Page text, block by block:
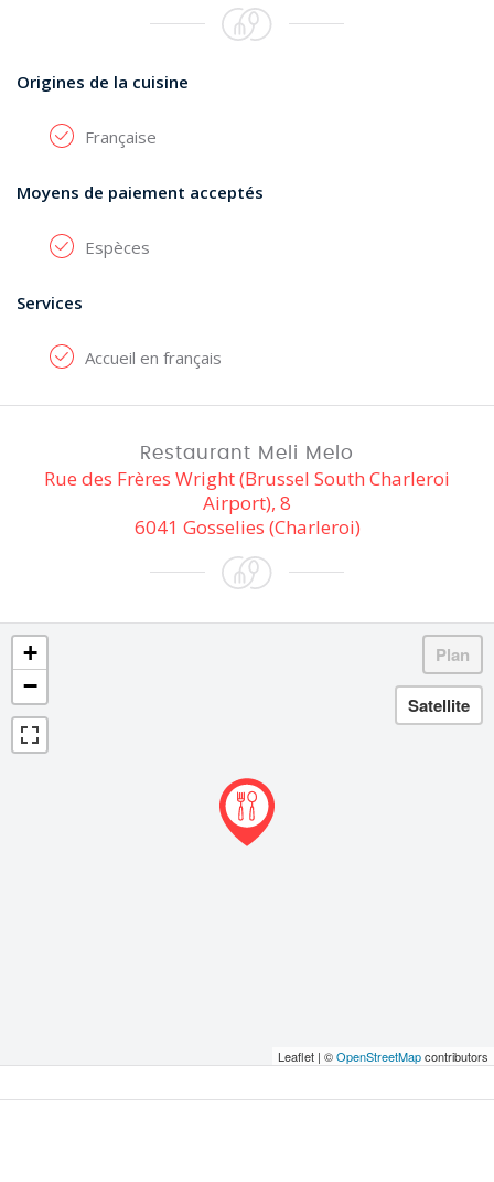
Origines de la cuisine
Française
Moyens de paiement acceptés
Espèces
Services
Accueil en français
Restaurant Meli Melo
Rue des Frères Wright (Brussel South Charleroi
Airport), 8
6041 Gosselies (Charleroi)
+
−
Leaflet | ©OpenStreetMapcontributors